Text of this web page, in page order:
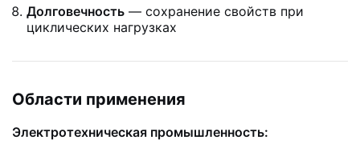
Долговечность — сохранение свойств при
циклических нагрузках
Области применения
Электротехническая промышленность: